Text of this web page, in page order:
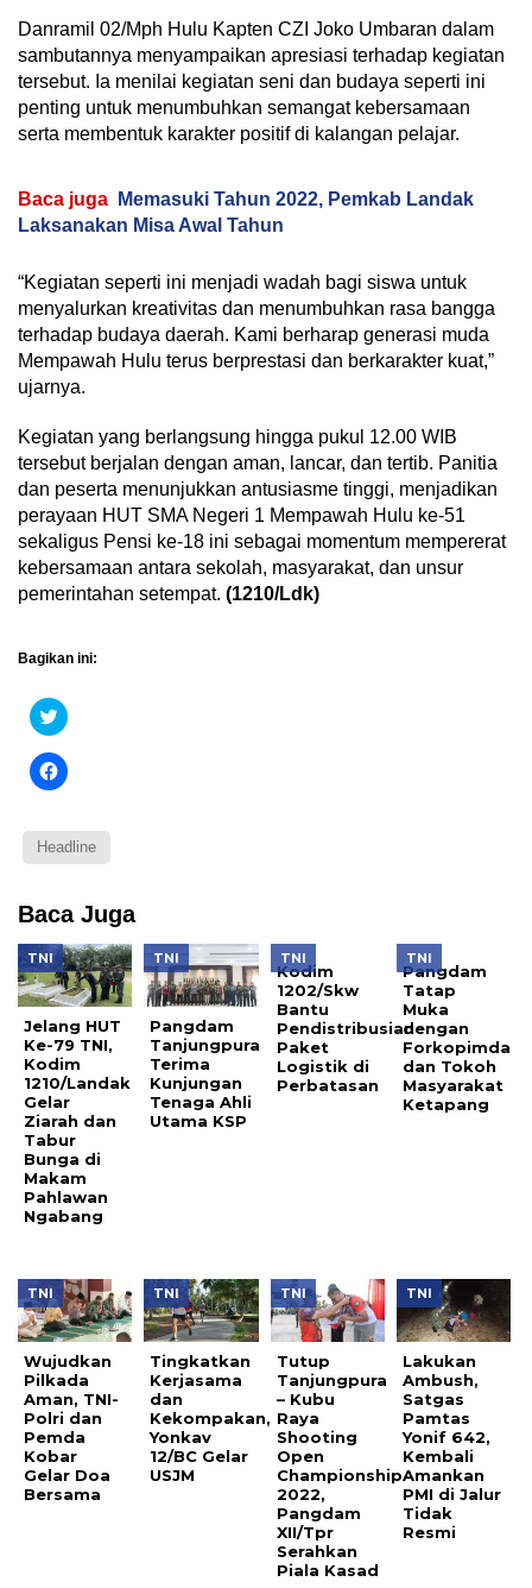
Danramil 02/Mph Hulu Kapten CZI Joko Umbaran dalam
sambutannya menyampaikan apresiasi terhadap kegiatan
tersebut. Ia menilai kegiatan seni dan budaya seperti ini
penting untuk menumbuhkan semangat kebersamaan
serta membentuk karakter positif di kalangan pelajar.
Baca juga
Memasuki Tahun 2022, Pemkab Landak
Laksanakan Misa Awal Tahun
“Kegiatan seperti ini menjadi wadah bagi siswa untuk
menyalurkan kreativitas dan menumbuhkan rasa bangga
terhadap budaya daerah. Kami berharap generasi muda
Mempawah Hulu terus berprestasi dan berkarakter kuat,”
ujarnya.
Kegiatan yang berlangsung hingga pukul 12.00 WIB
tersebut berjalan dengan aman, lancar, dan tertib. Panitia
dan peserta menunjukkan antusiasme tinggi, menjadikan
perayaan HUT SMA Negeri 1 Mempawah Hulu ke-51
sekaligus Pensi ke-18 ini sebagai momentum mempererat
kebersamaan antara sekolah, masyarakat, dan unsur
pemerintahan setempat. (1210/Ldk)
Bagikan ini:
Klik
untuk
pada
Twitter(Membuka
di
baru)
Klik
untuk
Facebook(Membuka
di
jendela
Headline
Baca Juga
TNI
Jelang HUT
Ke-79 TNI,
Kodim
1210/Landak
Gelar
Ziarah dan
Tabur
Bunga di
Makam
Pahlawan
Ngabang
TNI
Pangdam
Tanjungpura
Terima
Kunjungan
Tenaga Ahli
Utama KSP
TNI
Kodim
1202/Skw
Bantu
Pendistribusian
Paket
Logistik di
Perbatasan
TNI
Pangdam
Tatap
Muka
dengan
Forkopimda
dan Tokoh
Masyarakat
Ketapang
TNI
Wujudkan
Pilkada
Aman, TNI-
Polri dan
Pemda
Kobar
Gelar Doa
Bersama
TNI
Tingkatkan
Kerjasama
dan
Kekompakan,
Yonkav
12/BC Gelar
USJM
TNI
Tutup
Tanjungpura
– Kubu
Raya
Shooting
Open
Championship
2022,
Pangdam
XII/Tpr
Serahkan
Piala Kasad
TNI
Lakukan
Ambush,
Satgas
Pamtas
Yonif 642,
Kembali
Amankan
PMI di Jalur
Tidak
Resmi